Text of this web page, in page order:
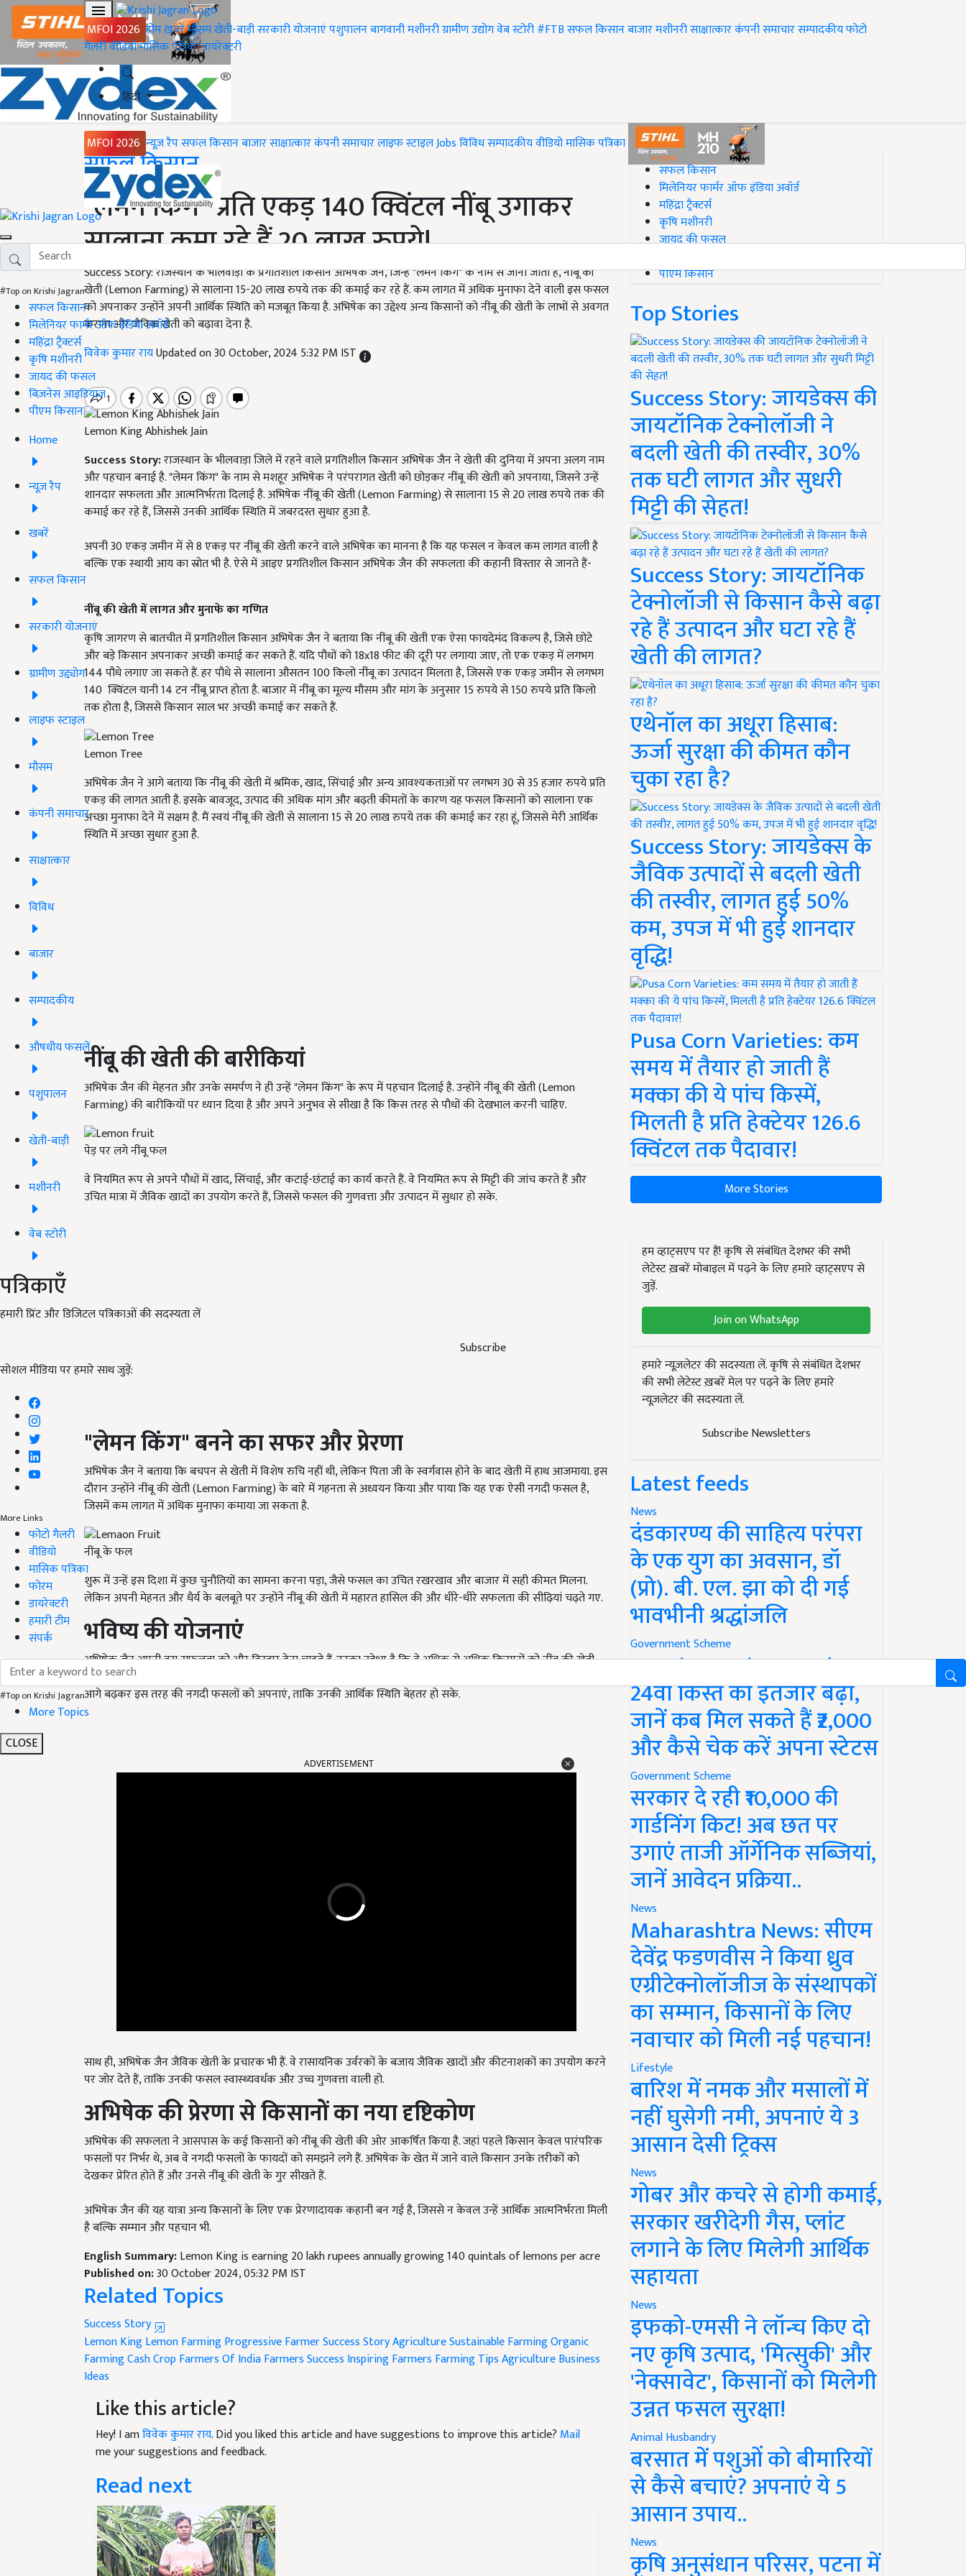
MFOI 2026 होमख़बरेंमौसमखेती-बाड़ीसरकारी योजनाएंपशुपालनबागवानीमशीनरीग्रामीण उद्योगवेब स्टोरी#FTBसफल किसानबाजारमशीनरीसाक्षात्कारकंपनी समाचारसम्पादकीयफोटो
गैलरीवीडियोमासिक पत्रिकाडायरेक्टरी
हिंदी
MFOI 2026 न्यूज़ रैपसफल किसानबाजारसाक्षात्कारकंपनी समाचारलाइफ स्टाइलJobsविविधसम्पादकीयवीडियोमासिक पत्रिका
#Top on Krishi Jagran
सफल किसान
मिलेनियर फार्मर ऑफ इंडिया अवॉर्ड
महिंद्रा ट्रैक्टर्स
कृषि मशीनरी
जायद की फसल
बिज़नेस आइडियाज
पीएम किसान
Home
न्यूज़ रैप
खबरें
सफल किसान
सरकारी योजनाएं
ग्रामीण उद्द्योग
लाइफ स्टाइल
मौसम
कंपनी समाचार
साक्षात्कार
विविध
बाजार
सम्पादकीय
औषधीय फसलें
पशुपालन
खेती-बाड़ी
मशीनरी
वेब स्टोरी
पत्रिकाएँ
हमारी प्रिंट और डिजिटल पत्रिकाओं की सदस्यता लें
Subscribe
सोशल मीडिया पर हमारे साथ जुड़ें:
More Links
फोटो गैलरी
वीडियो
मासिक पत्रिका
फोरम
डायरेक्टरी
हमारी टीम
संपर्क
#Top on Krishi Jagran
More Topics
CLOSE
Home
सफल किसान
"लेमन किंग" प्रति एकड़ 140 क्विंटल नींबू उगाकर
सालाना कमा रहे हैं 20 लाख रुपये!
Success Story: राजस्थान के भीलवाड़ा के प्रगतिशील किसान अभिषेक जैन, जिन्हें "लेमन किंग" के नाम से जाना जाता है, नींबू की
खेती (Lemon Farming) से सालाना 15-20 लाख रुपये तक की कमाई कर रहे हैं. कम लागत में अधिक मुनाफा देने वाली इस फसल
को अपनाकर उन्होंने अपनी आर्थिक स्थिति को मजबूत किया है. अभिषेक का उद्देश्य अन्य किसानों को नींबू की खेती के लाभों से अवगत
कराना और जैविक खेती को बढ़ावा देना है.
विवेक कुमार रायUpdated on 30 October, 2024 5:32 PM IST
Lemon King Abhishek Jain
Success Story:राजस्थान के भीलवाड़ा जिले में रहने वाले प्रगतिशील किसान अभिषेक जैन ने खेती की दुनिया में अपना अलग नाम
और पहचान बनाई है. "लेमन किंग" के नाम से मशहूर अभिषेक ने परंपरागत खेती को छोड़कर नींबू की खेती को अपनाया, जिसने उन्हें
शानदार सफलता और आत्मनिर्भरता दिलाई है. अभिषेक नींबू की खेती (Lemon Farming) से सालाना 15 से 20 लाख रुपये तक की
कमाई कर रहे हैं, जिससे उनकी आर्थिक स्थिति में जबरदस्त सुधार हुआ है.
अपनी 30 एकड़ जमीन में से 8 एकड़ पर नींबू की खेती करने वाले अभिषेक का मानना है कि यह फसल न केवल कम लागत वाली है
बल्कि एक स्थायी आय का स्रोत भी है. ऐसे में आइए प्रगतिशील किसान अभिषेक जैन की सफलता की कहानी विस्तार से जानते हैं-
नींबू की खेती में लागत और मुनाफे का गणित
कृषि जागरण से बातचीत में प्रगतिशील किसान अभिषेक जैन ने बताया कि नींबू की खेती एक ऐसा फायदेमंद विकल्प है, जिसे छोटे
और बड़े किसान अपनाकर अच्छी कमाई कर सकते हैं. यदि पौधों को 18x18 फीट की दूरी पर लगाया जाए, तो एक एकड़ में लगभग
144 पौधे लगाए जा सकते हैं. हर पौधे से सालाना औसतन 100 किलो नींबू का उत्पादन मिलता है, जिससे एक एकड़ जमीन से लगभग
140 क्विंटल यानी 14 टन नींबू प्राप्त होता है. बाजार में नींबू का मूल्य मौसम और मांग के अनुसार 15 रुपये से 150 रुपये प्रति किलो
तक होता है, जिससे किसान साल भर अच्छी कमाई कर सकते हैं.
Lemon Tree
अभिषेक जैन ने आगे बताया कि नींबू की खेती में श्रमिक, खाद, सिंचाई और अन्य आवश्यकताओं पर लगभग 30 से 35 हजार रुपये प्रति
एकड़ की लागत आती है. इसके बावजूद, उत्पाद की अधिक मांग और बढ़ती कीमतों के कारण यह फसल किसानों को सालाना एक
अच्छा मुनाफा देने में सक्षम है. मैं स्वयं नींबू की खेती से सालाना 15 से 20 लाख रुपये तक की कमाई कर रहा हूं, जिससे मेरी आर्थिक
स्थिति में अच्छा सुधार हुआ है.
नींबू की खेती की बारीकियां
अभिषेक जैन की मेहनत और उनके समर्पण ने ही उन्हें "लेमन किंग" के रूप में पहचान दिलाई है. उन्होंने नींबू की खेती (Lemon
Farming) की बारीकियों पर ध्यान दिया है और अपने अनुभव से सीखा है कि किस तरह से पौधों की देखभाल करनी चाहिए.
पेड़ पर लगे नींबू फल
वे नियमित रूप से अपने पौधों में खाद, सिंचाई, और कटाई-छंटाई का कार्य करते हैं. वे नियमित रूप से मिट्टी की जांच करते हैं और
उचित मात्रा में जैविक खादों का उपयोग करते हैं, जिससे फसल की गुणवत्ता और उत्पादन में सुधार हो सके.
"लेमन किंग" बनने का सफर और प्रेरणा
अभिषेक जैन ने बताया कि बचपन से खेती में विशेष रुचि नहीं थी, लेकिन पिता जी के स्वर्गवास होने के बाद खेती में हाथ आजमाया. इस
दौरान उन्होंने नींबू की खेती (Lemon Farming) के बारे में गहनता से अध्ययन किया और पाया कि यह एक ऐसी नगदी फसल है,
जिसमें कम लागत में अधिक मुनाफा कमाया जा सकता है.
नींबू के फल
शुरू में उन्हें इस दिशा में कुछ चुनौतियों का सामना करना पड़ा, जैसे फसल का उचित रखरखाव और बाजार में सही कीमत मिलना.
लेकिन अपनी मेहनत और धैर्य के बलबूते पर उन्होंने नींबू की खेती में महारत हासिल की और धीरे-धीरे सफलता की सीढ़ियां चढ़ते गए.
भविष्य की योजनाएं
अभिषेक जैन अपनी इस सफलता को और विस्तार देना चाहते हैं. उनका उद्देश्य है कि वे अधिक से अधिक किसानों को नींबू की खेती
(Lemon Farming) के प्रति जागरूक करें और उन्हें इसके लाभों के बारे में बताएं. वे चाहते हैं कि अन्य किसान भी परंपरागत खेती से
आगे बढ़कर इस तरह की नगदी फसलों को अपनाएं, ताकि उनकी आर्थिक स्थिति बेहतर हो सके.
पर जोर देते हैं, ताकि उनकी फसल स्वास्थ्यवर्धक और उच्च गुणवत्ता वाली हो.
अभिषेक की प्रेरणा से किसानों का नया दृष्टिकोण
अभिषेक की सफलता ने आसपास के कई किसानों को नींबू की खेती की ओर आकर्षित किया है. जहां पहले किसान केवल पारंपरिक
फसलों पर निर्भर थे, अब वे नगदी फसलों के फायदों को समझने लगे हैं. अभिषेक के खेत में जाने वाले किसान उनके तरीकों को
देखकर प्रेरित होते हैं और उनसे नींबू की खेती के गुर सीखते हैं.
है बल्कि सम्मान और पहचान भी.
Published on:30 October 2024, 05:32 PM IST
Related Topics
Success Story
Lemon KingLemon Farming
FarmingCash Crop Farmers Of IndiaFarmers SuccessInspiring FarmersFarming TipsAgriculture Business
Ideas
Like this article?
Hey! I amविवेक कुमार राय. Did you liked this article and have suggestions to improve this article?
me your suggestions and feedback.
Read next
#Top on Krishi Jagran
सफल किसान
मिलेनियर फार्मर ऑफ इंडिया अवॉर्ड
महिंद्रा ट्रैक्टर्स
कृषि मशीनरी
जायद की फसल
पीएम किसान
Top Stories
Success Story: जायडेक्स की
जायटॉनिक टेक्नोलॉजी ने
बदली खेती की तस्वीर, 30%
तक घटी लागत और सुधरी
मिट्टी की सेहत!
Success Story: जायटॉनिक
टेक्नोलॉजी से किसान कैसे बढ़ा
रहे हैं उत्पादन और घटा रहे हैं
खेती की लागत?
एथेनॉल का अधूरा हिसाब:
ऊर्जा सुरक्षा की कीमत कौन
चुका रहा है?
Success Story: जायडेक्स के
जैविक उत्पादों से बदली खेती
की तस्वीर, लागत हुई 50%
कम, उपज में भी हुई शानदार
वृद्धि!
Pusa Corn Varieties: कम
समय में तैयार हो जाती हैं
मक्का की ये पांच किस्में,
मिलती है प्रति हेक्टेयर 126.6
क्विंटल तक पैदावार!
More Stories
हम व्हाट्सएप पर हैं! कृषि से संबंधित देशभर की सभी
लेटेस्ट ख़बरें मोबाइल में पढ़ने के लिए हमारे व्हाट्सएप से
जुड़ें.
Join on WhatsApp
हमारे न्यूज़लेटर की सदस्यता लें. कृषि से संबंधित देशभर
की सभी लेटेस्ट ख़बरें मेल पर पढ़ने के लिए हमारे
न्यूज़लेटर की सदस्यता लें.
Subscribe Newsletters
Latest feeds
News
दंडकारण्य की साहित्य परंपरा
के एक युग का अवसान, डॉ
(प्रो). बी. एल. झा को दी गई
भावभीनी श्रद्धांजलि
Government Scheme
PM Kisan Yojana Update:
24वीं किस्त का इंतजार बढ़ा,
जानें कब मिल सकते हैं ₹2,000
और कैसे चेक करें अपना स्टेटस
Government Scheme
सरकार दे रही ₹10,000 की
गार्डनिंग किट! अब छत पर
उगाएं ताजी ऑर्गेनिक सब्जियां,
जानें आवेदन प्रक्रिया..
News
Maharashtra News: सीएम
देवेंद्र फडणवीस ने किया ध्रुव
एग्रीटेक्नोलॉजीज के संस्थापकों
का सम्मान, किसानों के लिए
नवाचार को मिली नई पहचान!
Lifestyle
बारिश में नमक और मसालों में
नहीं घुसेगी नमी, अपनाएं ये 3
आसान देसी ट्रिक्स
News
गोबर और कचरे से होगी कमाई,
सरकार खरीदेगी गैस, प्लांट
लगाने के लिए मिलेगी आर्थिक
सहायता
News
इफको-एमसी ने लॉन्च किए दो
नए कृषि उत्पाद, 'मित्सुकी' और
'नेक्सावेट', किसानों को मिलेगी
उन्नत फसल सुरक्षा!
Animal Husbandry
बरसात में पशुओं को बीमारियों
से कैसे बचाएं? अपनाएं ये 5
आसान उपाय..
News
कृषि अनुसंधान परिसर, पटना में